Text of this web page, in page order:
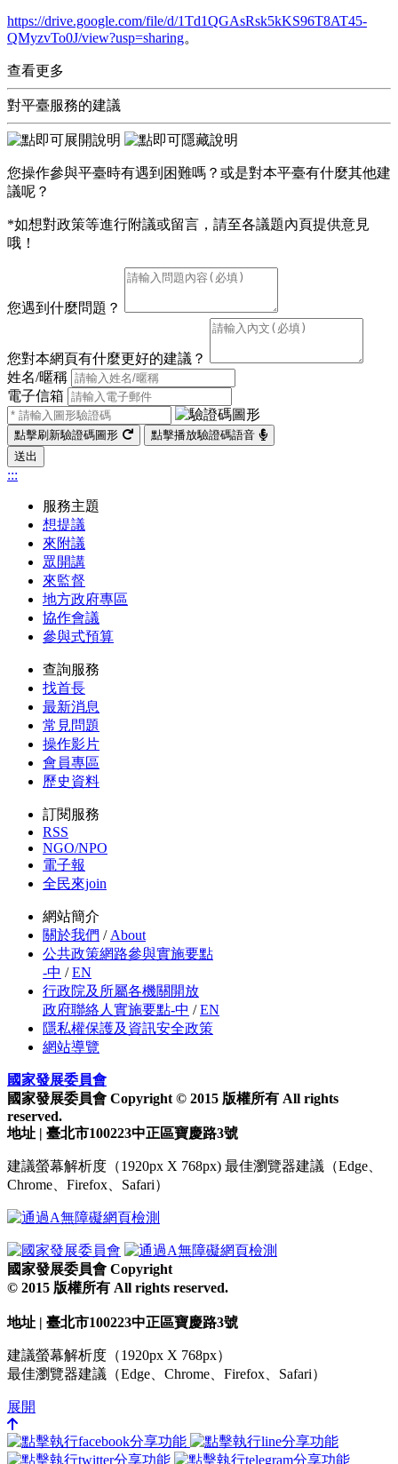
https://drive.google.com/file/d/1Td1QGAsRsk5kKS96T8AT45-
QMyzvTo0J/view?usp=sharing。
查看更多
對平臺服務的建議
您操作參與平臺時有遇到困難嗎？或是對本平臺有什麼其他建
議呢？
*如想對政策等進行附議或留言，請至各議題內頁提供意見
哦！
您遇到什麼問題？
您對本網頁有什麼更好的建議？
姓名/暱稱
電子信箱
點擊刷新驗證碼圖形
點擊播放驗證碼語音
送出
:::
服務主題
想提議
來附議
眾開講
來監督
地方政府專區
協作會議
參與式預算
查詢服務
找首長
最新消息
常見問題
操作影片
會員專區
歷史資料
訂閱服務
RSS
NGO/NPO
電子報
全民來join
網站簡介
關於我們 / About
公共政策網路參與實施要點
-中 /EN
行政院及所屬各機關開放
政府聯絡人實施要點-中 /EN
隱私權保護及資訊安全政策
網站導覽
國家發展委員會
國家發展委員會 Copyright © 2015 版權所有 All rights
reserved.
地址 | 臺北市100223中正區寶慶路3號
建議螢幕解析度（1920px X 768px) 最佳瀏覽器建議（Edge、
Chrome、Firefox、Safari）
國家發展委員會 Copyright
© 2015 版權所有 All rights reserved.
地址 | 臺北市100223中正區寶慶路3號
建議螢幕解析度（1920px X 768px）
最佳瀏覽器建議（Edge、Chrome、Firefox、Safari）
展開